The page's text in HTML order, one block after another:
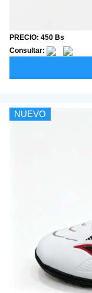
PRECIO: 450 Bs
Consultar:
NUEVO